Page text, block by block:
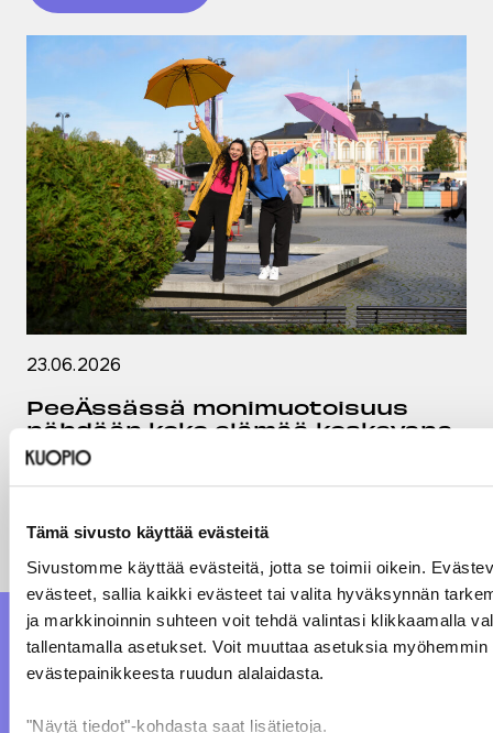
Tämä sivusto käyttää evästeitä
Sivustomme käyttää evästeitä, jotta se toimii oikein.
evästeet, sallia kaikki evästeet tai valita hyväksynnän
ja markkinoinnin suhteen voit tehdä valintasi klikkaamalla
tallentamalla asetukset. Voit muuttaa asetuksia myöhemmin
evästepainikkeesta ruudun alalaidasta.
"Näytä tiedot"-kohdasta saat lisätietoja.
23.06.2026
PeeÄssässä monimuotoisuus
nähdään koko elämää koskevana